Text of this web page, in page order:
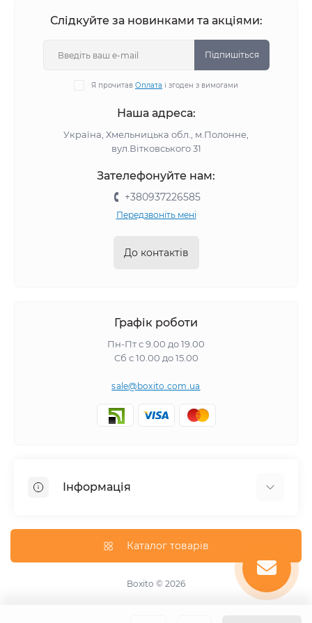
Слідкуйте за новинками та акціями:
Підпишіться
Я прочитав Оплата і згоден з вимогами
Наша адреса:
Україна, Хмельницька обл., м.Полонне,
вул.Вітковського 31
Зателефонуйте нам:
+380937226585
Передзвоніть мені
До контактів
Графік роботи
Пн-Пт с 9.00 до 19.00
Сб с 10.00 до 15.00
sale@boxito.com.ua
Інформація
Про магазин
Каталог товарів
Boxito © 2026